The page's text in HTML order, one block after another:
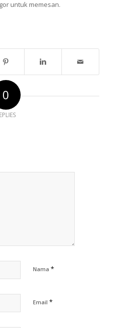
untuk memesan.
0
Nama *
Email *